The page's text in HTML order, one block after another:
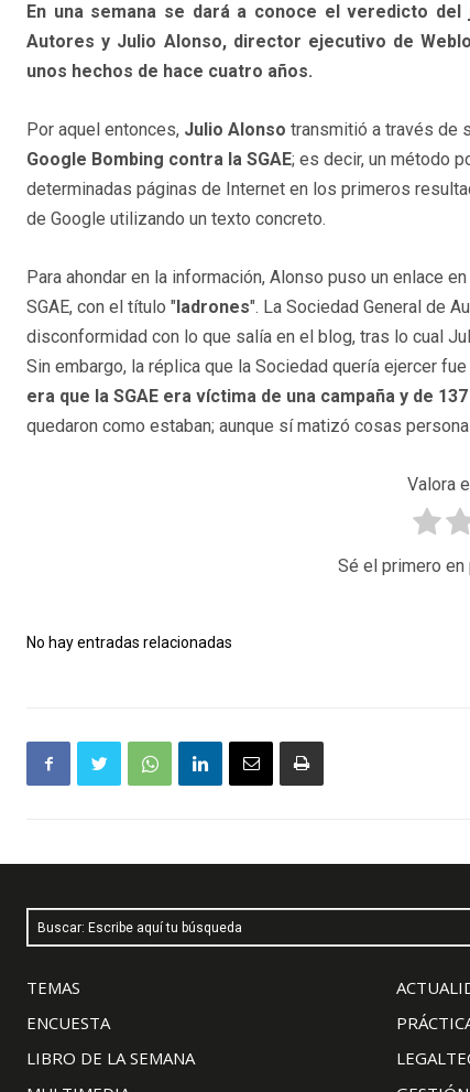
En una semana se dará a conoce el veredicto
Autores y Julio Alonso, director ejecutivo de
unos hechos de hace cuatro años.
Por aquel entonces, Julio Alonso transmitió a través de
Google Bombing contra la SGAE; es decir, un método
determinadas páginas de Internet en los primeros
de Google utilizando un texto concreto.
Para ahondar en la información, Alonso puso un enlace
SGAE, con el título " ladrones". La Sociedad General de
disconformidad con lo que salía en el blog, tras lo cual
Sin embargo, la réplica que la Sociedad quería ejercer
era que la SGAE era víctima de una campaña y de
quedaron como estaban; aunque sí matizó cosas
Valora
Sé el primero en
No hay entradas relacionadas
Buscar: Escribe aquí tu búsqueda
TEMAS
ENCUESTA
LIBRO DE LA SEMANA